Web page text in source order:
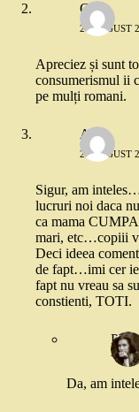
Gi
25 AUGUST
Apreciez și sunt
consumerismul ii
pe mulți romani.
Alina
25 AUGUST
Sigur, am
lucruri noi daca
ca mama
mari, etc…copiii
Deci ideea
de fapt…imi cer
fapt nu vreau sa
constienti, TOTI.
25
Da, am